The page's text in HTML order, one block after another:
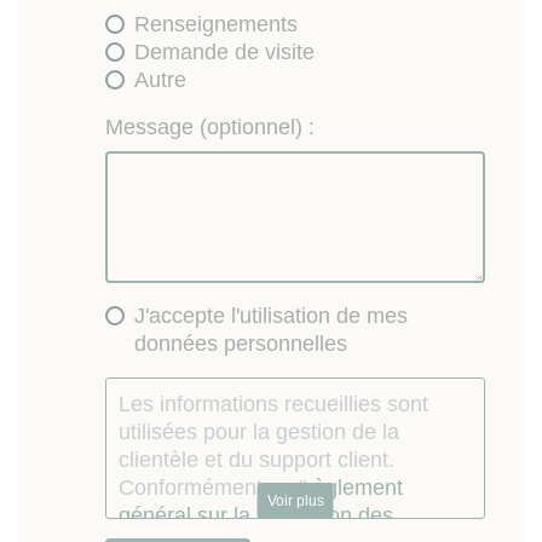
Renseignements
Demande de visite
Autre
Message (optionnel) :
J'accepte l'utilisation de mes
données personnelles
Les informations recueillies sont
utilisées pour la gestion de la
clientèle et du support client.
Conformément au "règlement
général sur la protection des
Voir plus